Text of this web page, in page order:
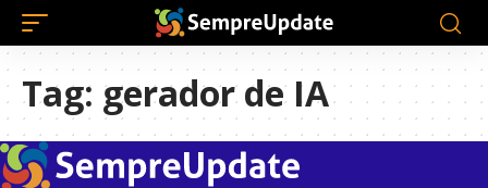
Tag: gerador de IA